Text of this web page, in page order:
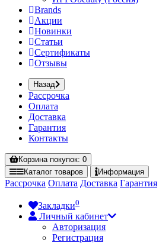
Brands
Акции
Новинки
Статьи
Сертификаты
Отзывы
Назад
Рассрочка
Оплата
Доставка
Гарантия
Контакты
Корзинапокупок: 0
Каталог товаров Информация
Рассрочка Оплата Доставка Гарантия
Закладки0
Личный кабинет
Авторизация
Регистрация